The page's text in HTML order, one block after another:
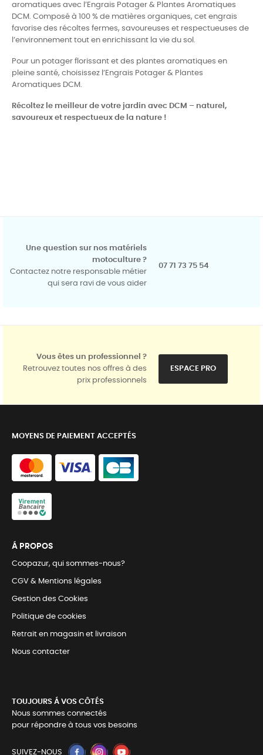
aromatiques avec l’Engrais Potager & Plantes Aromatiques
DCM. Composé à 100 % de matières organiques, cet engrais
favorise des récoltes fermes, savoureuses et respectueuses de
l’environnement tout en enrichissant la vie du sol.
Pour un potager florissant et des plantes aromatiques en
pleine santé, choisissez l’Engrais Potager & Plantes
Aromatiques DCM.
Récoltez le meilleur de votre jardin avec DCM – naturel,
savoureux et respectueux de la nature !
Une question sur nos matériels
motoculture ?
Contactez notre responsable métier
qui sera ravi de vous aider
07 71 73 75 54
Vous êtes un professionnel ?
Retrouvez toutes nos offres à des
prix professionnels
ESPACE PRO
MOYENS DE PAIEMENT ACCEPTÉS
Á PROPOS
Coopazur, qui sommes-nous?
CGV & Mentions légales
Gestion des Cookies
Politique de cookies
Retrait en magasin et livraison
Nous contacter
TOUJOURS Á VOS CÔTÉS
Nous sommes connectés
pour répondre à tous vos besoins
SUIVEZ-NOUS